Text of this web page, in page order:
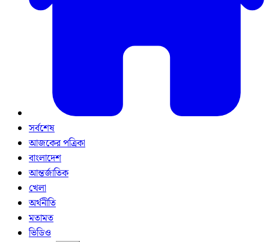
সর্বশেষ
আজকের পত্রিকা
বাংলাদেশ
আন্তর্জাতিক
খেলা
অর্থনীতি
মতামত
ভিডিও